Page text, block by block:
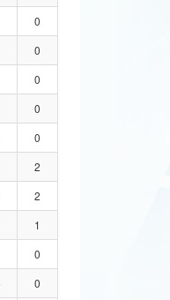
0
0
0
0
0
2
2
1
0
0